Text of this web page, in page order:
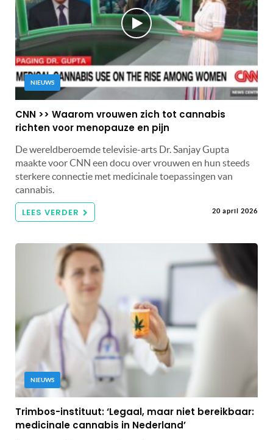
NIEUWS
CNN >> Waarom vrouwen zich tot cannabis
richten voor menopauze en pijn
De wereldberoemde televisie-arts Dr. Sanjay Gupta
maakte voor CNN een docu over vrouwen en hun steeds
sterkere connectie met medicinale toepassingen van
cannabis.
LEES VERDER 20 april 2026
NIEUWS
Trimbos-instituut: ‘Legaal, maar niet bereikbaar:
medicinale cannabis in Nederland’